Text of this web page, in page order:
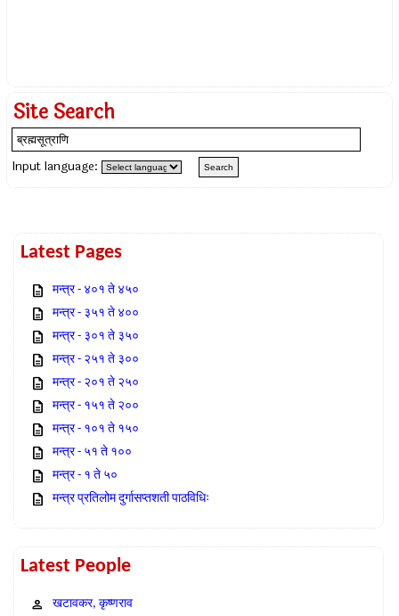
Site Search
Input language:
Latest Pages
मन्त्र - ४०१ ते ४५०
मन्त्र - ३५१ ते ४००
मन्त्र - ३०१ ते ३५०
मन्त्र - २५१ ते ३००
मन्त्र - २०१ ते २५०
मन्त्र - १५१ ते २००
मन्त्र - १०१ ते १५०
मन्त्र - ५१ ते १००
मन्त्र - १ ते ५०
मन्त्र प्रतिलोम दुर्गासप्तशती पाठविधिः
Latest People
खटावकर, कृष्णराव